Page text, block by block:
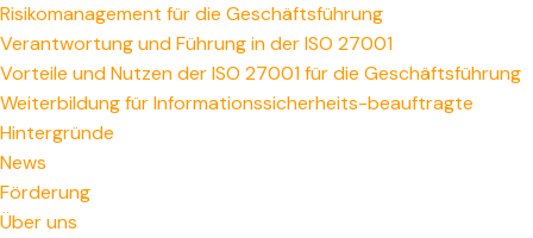
Risikomanagement für die Geschäftsführung
Verantwortung und Führung in der ISO 27001
Vorteile und Nutzen der ISO 27001 für die Geschäftsführung
Weiterbildung für Informationssicherheits-beauftragte
Hintergründe
News
Förderung
Über uns